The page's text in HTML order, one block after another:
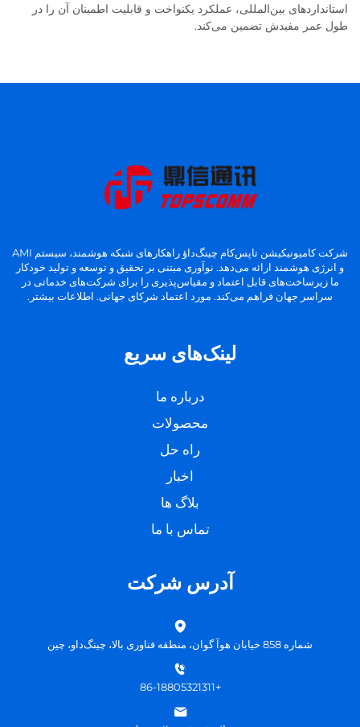
استانداردهای بین‌المللی، عملکرد یکنواخت و قابلیت اطمینان آن را در
طول عمر مفیدش تضمین می‌کند.
شرکت کامیونیکیشن تاپس‌کام چینگ‌داؤ راهکارهای شبکه هوشمند، سیستم AMI
و انرژی هوشمند ارائه می‌دهد. نوآوری مبتنی بر تحقیق و توسعه و تولید خودکار
ما زیرساخت‌های قابل اعتماد و مقیاس‌پذیری را برای شرکت‌های خدماتی در
سراسر جهان فراهم می‌کند. مورد اعتماد شرکای جهانی. اطلاعات بیشتر.
لینک‌های سریع
درباره ما
محصولات
راه حل
اخبار
بلاگ ها
تماس با ما
آدرس شرکت
شماره 858 خیابان هوآ گوان، منطقه فناوری بالا، چینگ‌داو، چین
+86-18805321311